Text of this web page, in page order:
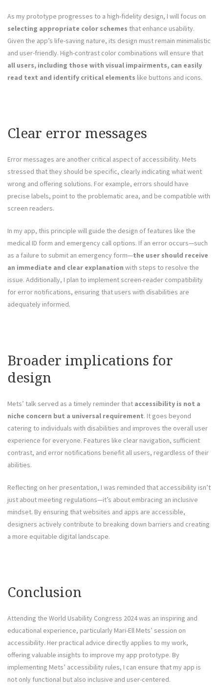
As my prototype progresses to a high-fidelity design, I will focus on
selecting appropriate color schemes that enhance usability.
Given the app’s life-saving nature, its design must remain minimalistic
and user-friendly. High-contrast color combinations will ensure that
all users, including those with visual impairments, can easily
read text and identify critical elements like buttons and icons.
Clear error messages
Error messages are another critical aspect of accessibility. Mets
stressed that they should be specific, clearly indicating what went
wrong and offering solutions. For example, errors should have
precise labels, point to the problematic area, and be compatible with
screen readers.
In my app, this principle will guide the design of features like the
medical ID form and emergency call options. If an error occurs—such
as a failure to submit an emergency form—the user should receive
an immediate and clear explanation with steps to resolve the
issue. Additionally, I plan to implement screen-reader compatibility
for error notifications, ensuring that users with disabilities are
adequately informed.
Broader implications for
design
Mets’ talk served as a timely reminder that accessibility is not a
niche concern but a universal requirement. It goes beyond
catering to individuals with disabilities and improves the overall user
experience for everyone. Features like clear navigation, sufficient
contrast, and error notifications benefit all users, regardless of their
abilities.
Reflecting on her presentation, I was reminded that accessibility isn’t
just about meeting regulations—it’s about embracing an inclusive
mindset. By ensuring that websites and apps are accessible,
designers actively contribute to breaking down barriers and creating
a more equitable digital landscape.
Conclusion
Attending the World Usability Congress 2024 was an inspiring and
educational experience, particularly Mari-Ell Mets’ session on
accessibility. Her practical advice directly applies to my work,
offering valuable insights to improve my app prototype. By
implementing Mets’ accessibility rules, I can ensure that my app is
not only functional but also inclusive and user-centered.